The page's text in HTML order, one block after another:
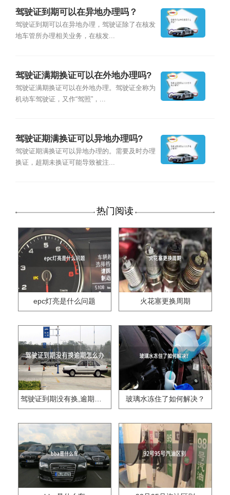
驾驶证到期可以在异地办理吗？
驾驶证到期可以在异地办理，驾驶证除了在核发
地车管所办理相关业务，在核发...
驾驶证满期换证可以在外地办理吗?
驾驶证满期换证可以在外地办理。驾驶证全称为
机动车驾驶证，又作“驾照”，...
驾驶证期满换证可以异地办理吗?
驾驶证期满换证可以异地办理的。需要及时办理
换证，超期未换证可能导致被注...
热门阅读
epc灯亮是什么问题 火花塞更换周期
驾驶证到期没有换,逾期怎么办?? 玻璃水冻住了如何解决？